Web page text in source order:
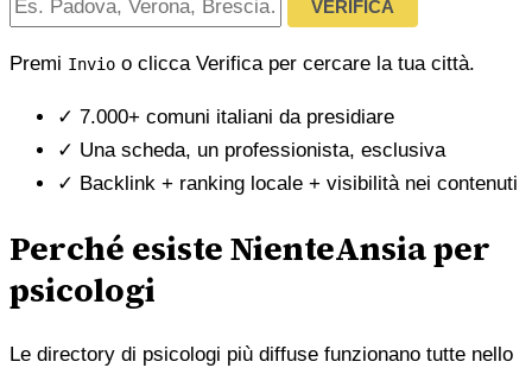
VERIFICA
Premi Invio o clicca Verifica per cercare la tua città.
✓ 7.000+ comuni italiani da presidiare
✓ Una scheda, un professionista, esclusiva
✓ Backlink + ranking locale + visibilità nei contenuti
Perché esiste NienteAnsia per
psicologi
Le directory di psicologi più diffuse funzionano tutte nello